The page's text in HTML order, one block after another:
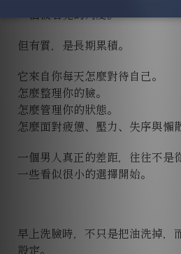
一個被看見的角度。
但有質，是長期累積。
它來自你每天怎麼對待自己。
怎麼整理你的臉。
怎麼管理你的狀態。
怎麼面對疲憊、壓力、失序與懶
一個男人真正的差距，往往不是
一些看似很小的選擇開始。
早上洗臉時，不只是把油洗掉，
設定。